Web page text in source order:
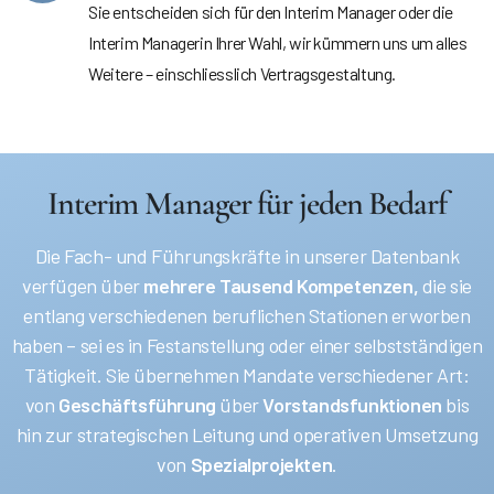
Sie entscheiden sich für den Interim Manager oder die
Interim Managerin Ihrer Wahl, wir kümmern uns um alles
Weitere – einschliesslich Vertragsgestaltung.
Interim Manager für jeden Bedarf
Die Fach- und Führungskräfte in unserer Datenbank
verfügen übermehrere Tausend Kompetenzen, die sie
entlang verschiedenen beruflichen Stationen erworben
haben – sei es in Festanstellung oder einer selbstständigen
Tätigkeit. Sie übernehmen Mandate verschiedener Art:
von Geschäftsführung überVorstandsfunktionen bis
hin zur strategischen Leitung und operativen Umsetzung
von Spezialprojekten.